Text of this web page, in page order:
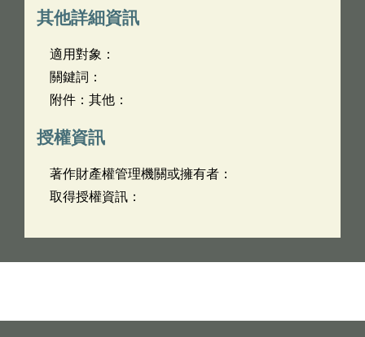
其他詳細資訊
適用對象：
關鍵詞：
附件：其他：
授權資訊
著作財產權管理機關或擁有者：
取得授權資訊：